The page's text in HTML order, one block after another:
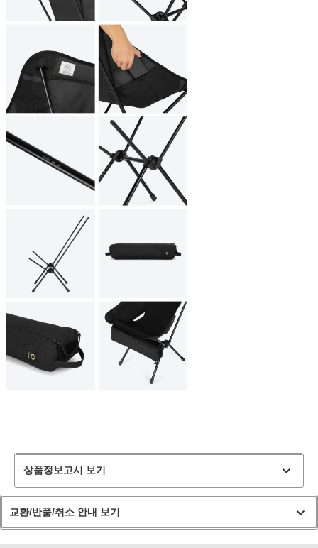
상품정보고시 보기
교환/반품/취소 안내 보기